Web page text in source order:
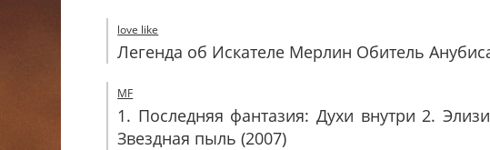
love like
Легенда об Искателе Мерлин Обитель
MF
1. Последняя фантазия: Духи внутри 2.
Звездная пыль (2007)